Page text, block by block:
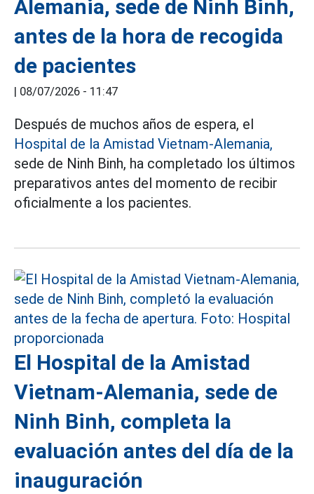
Alemania, sede de Ninh Binh,
antes de la hora de recogida
de pacientes
08/07/2026 - 11:47
Después de muchos años de espera, el
Hospital de la Amistad Vietnam-Alemania,
sede de Ninh Binh, ha completado los últimos
preparativos antes del momento de recibir
oficialmente a los pacientes.
El Hospital de la Amistad
Vietnam-Alemania, sede de
Ninh Binh, completa la
evaluación antes del día de la
inauguración